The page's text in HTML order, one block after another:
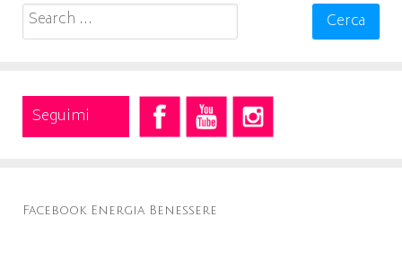
Search
for:
Seguimi
Facebook Energia Benessere